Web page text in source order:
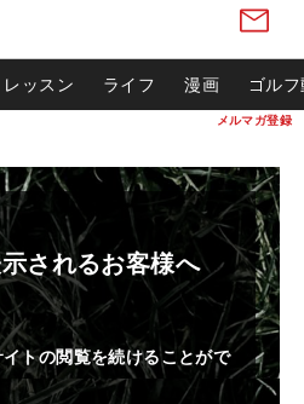
メルマガ登録
レッスン ライフ 漫画 ゴル
されるお客様へ
トの閲覧を続けることがで